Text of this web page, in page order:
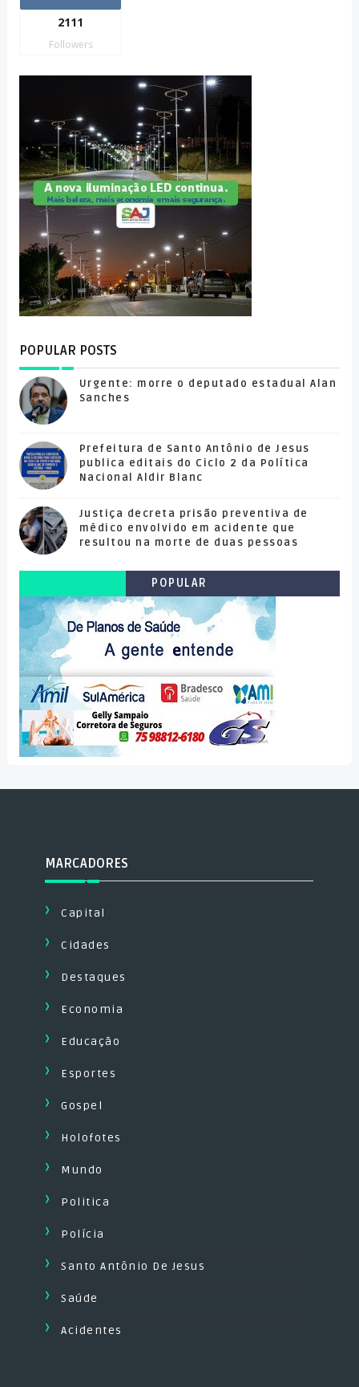
2111
Followers
POPULAR POSTS
Urgente: morre o deputado estadual Alan
Sanches
Prefeitura de Santo Antônio de Jesus
publica editais do Ciclo 2 da Política
Nacional Aldir Blanc
Justiça decreta prisão preventiva de
médico envolvido em acidente que
resultou na morte de duas pessoas
POPULAR
MARCADORES
Capital
Cidades
Destaques
Economia
Educação
Esportes
Gospel
Holofotes
Mundo
Politica
Polícia
Santo Antônio De Jesus
Saúde
Acidentes